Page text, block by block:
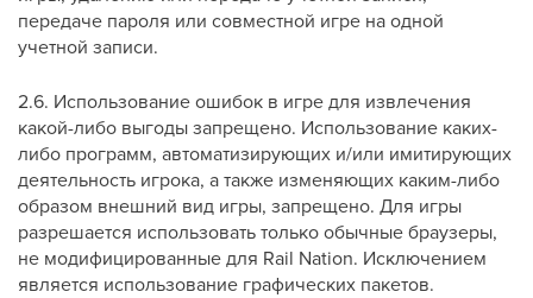
передаче пароля или совместной игре на одной
учетной записи.
2.6. Использование ошибок в игре для извлечения
какой-либо выгоды запрещено. Использование каких-
либо программ, автоматизирующих и/или имитирующих
деятельность игрока, а также изменяющих каким-либо
образом внешний вид игры, запрещено. Для игры
разрешается использовать только обычные браузеры,
не модифицированные для Rail Nation. Исключением
является использование графических пакетов.